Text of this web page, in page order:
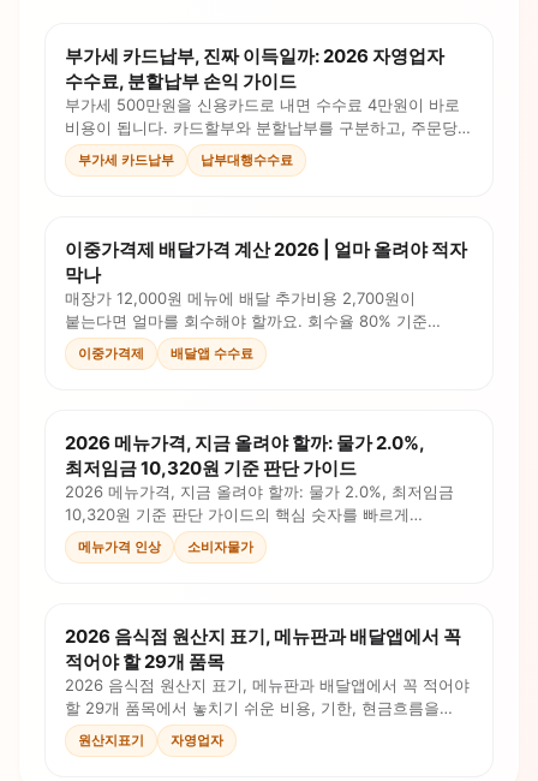
부가세 카드납부, 진짜 이득일까: 2026 자영업자
수수료, 분할납부 손익 가이드
부가세 500만원을 신용카드로 내면 수수료 4만원이 바로
비용이 됩니다. 카드할부와 분할납부를 구분하고, 주문당
비용까지 계산해 현금흐름을 판단하세요.
부가세 카드납부 납부대행수수료
이중가격제 배달가격 계산 2026 | 얼마 올려야 적자
막나
매장가 12,000원 메뉴에 배달 추가비용 2,700원이
붙는다면 얼마를 회수해야 할까요. 회수율 80% 기준
배달가 14,200원 계산법을 정리했습니다.
이중가격제 배달앱 수수료
2026 메뉴가격, 지금 올려야 할까: 물가 2.0%,
최저임금 10,320원 기준 판단 가이드
2026 메뉴가격, 지금 올려야 할까: 물가 2.0%, 최저임금
10,320원 기준 판단 가이드의 핵심 숫자를 빠르게
점검하세요. 원가, 로스, 인건비, 판매가를 계산식과
체크리스트로 확인합니다.
메뉴가격 인상 소비자물가
2026 음식점 원산지 표기, 메뉴판과 배달앱에서 꼭
적어야 할 29개 품목
2026 음식점 원산지 표기, 메뉴판과 배달앱에서 꼭 적어야
할 29개 품목에서 놓치기 쉬운 비용, 기한, 현금흐름을
정리했습니다. 체크리스트와 계산 포인트로 오늘 대응할
순서를 확인하세요.
원산지표기 자영업자